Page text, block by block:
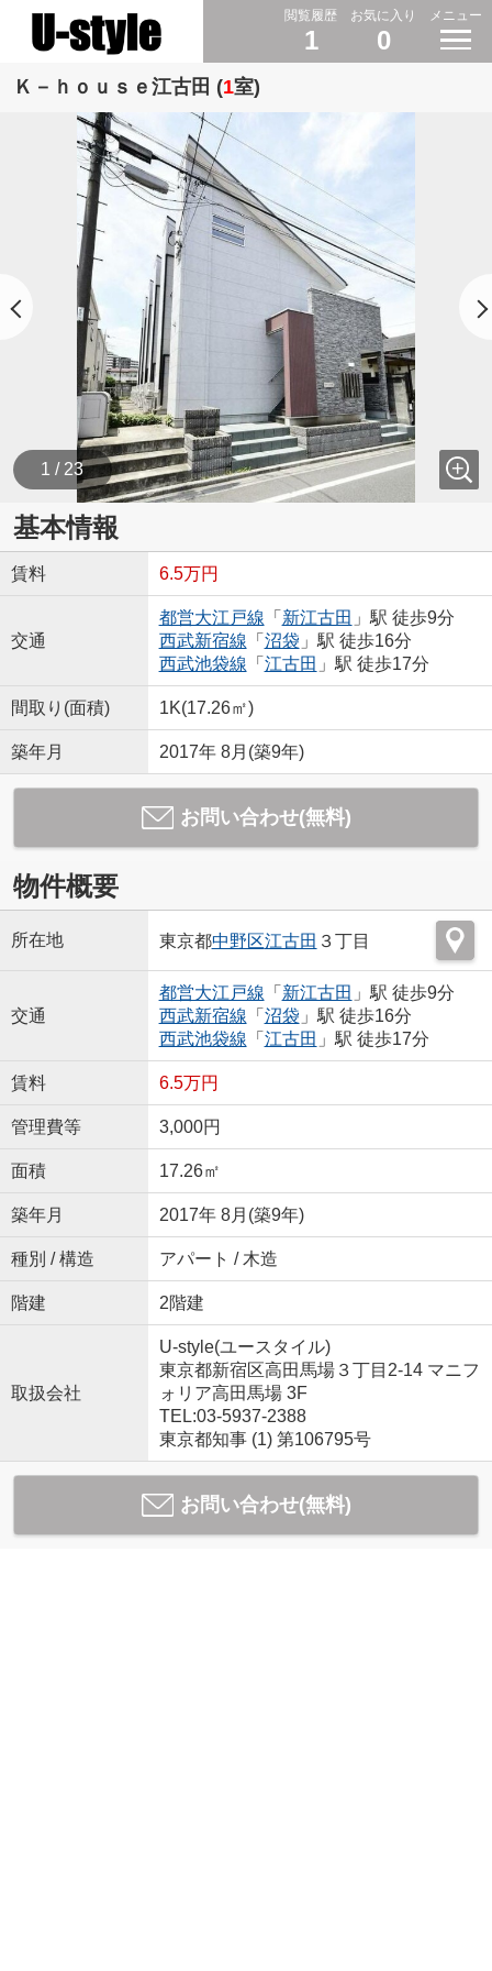
閲覧履歴
1
お気に入り
0
メニュー
Ｋ－ｈｏｕｓｅ江古田 (1室)
1 / 23
基本情報
賃料 6.5万円
交通
都営大江戸線 「 新江古田 」駅 徒歩9分
西武新宿線 「 沼袋 」駅 徒歩16分
西武池袋線 「 江古田 」駅 徒歩17分
間取り(面積) 1K(17.26㎡)
築年月 2017年 8月(築9年)
お問い合わせ(無料)
物件概要
所在地 東京都中野区江古田 ３丁目
交通
都営大江戸線 「 新江古田 」駅 徒歩9分
西武新宿線 「 沼袋 」駅 徒歩16分
西武池袋線 「 江古田 」駅 徒歩17分
賃料 6.5万円
管理費等 3,000円
面積 17.26㎡
築年月 2017年 8月(築9年)
種別 / 構造 アパート / 木造
階建 2階建
取扱会社
U-style(ユースタイル)
東京都新宿区高田馬場３丁目2-14 マニフ
ォリア高田馬場 3F
TEL:03-5937-2388
東京都知事 (1) 第106795号
お問い合わせ(無料)